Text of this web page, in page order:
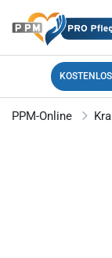
PPM-Online